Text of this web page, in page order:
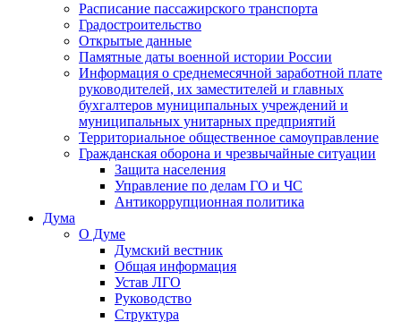
Расписание пассажирского транспорта
Градостроительство
Открытые данные
Памятные даты военной истории России
Информация о среднемесячной заработной плате
руководителей, их заместителей и главных
бухгалтеров муниципальных учреждений и
муниципальных унитарных предприятий
Территориальное общественное самоуправление
Гражданская оборона и чрезвычайные ситуации
Защита населения
Управление по делам ГО и ЧС
Антикоррупционная политика
Дума
О Думе
Думский вестник
Общая информация
Устав ЛГО
Руководство
Структура